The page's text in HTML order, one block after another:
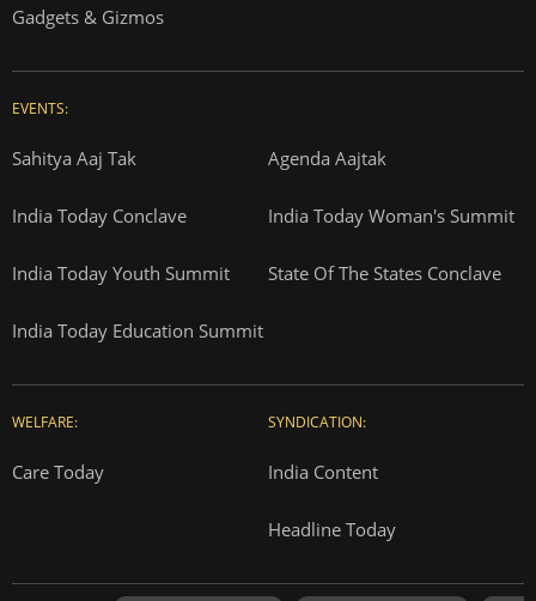
Gadgets & Gizmos
EVENTS:
Sahitya Aaj Tak Agenda Aajtak
India Today Conclave India Today Woman's Summit
India Today Youth Summit State Of The States Conclave
India Today Education Summit
WELFARE:
Care Today
SYNDICATION:
India Content
Headline Today